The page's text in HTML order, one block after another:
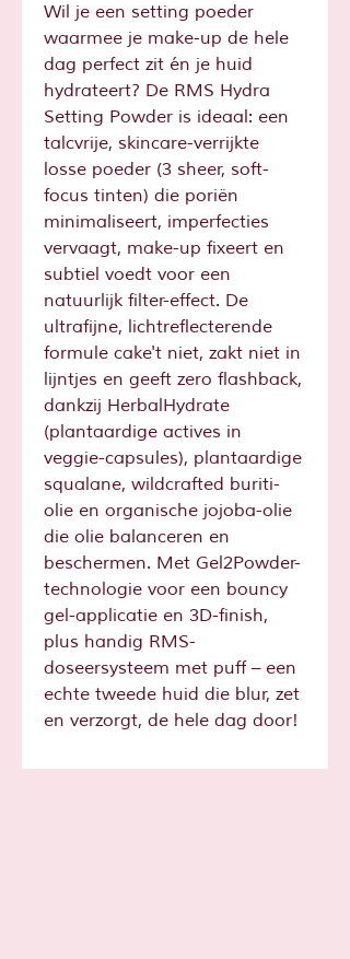
Wil je een setting poeder
waarmee je make-up de hele
dag perfect zit én je huid
hydrateert? De RMS Hydra
Setting Powder is ideaal: een
talcvrije, skincare-verrijkte
losse poeder (3 sheer, soft-
focus tinten) die poriën
minimaliseert, imperfecties
vervaagt, make-up fixeert en
subtiel voedt voor een
natuurlijk filter-effect. De
ultrafijne, lichtreflecterende
formule cake't niet, zakt niet in
lijntjes en geeft zero flashback,
dankzij HerbalHydrate
(plantaardige actives in
veggie-capsules), plantaardige
squalane, wildcrafted buriti-
olie en organische jojoba-olie
die olie balanceren en
beschermen. Met Gel2Powder-
technologie voor een bouncy
gel-applicatie en 3D-finish,
plus handig RMS-
doseersysteem met puff – een
echte tweede huid die blur, zet
en verzorgt, de hele dag door!